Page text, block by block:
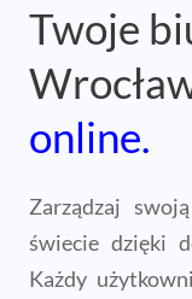
Twoje
online.
Zarządzaj
świecie dzięki
Każdy